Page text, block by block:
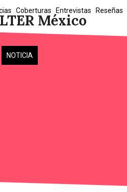
México
Coberturas Entrevistas Reseñas
NOTICIA